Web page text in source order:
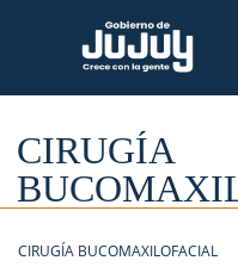
CIRUGÍA
CIRUGÍA BUCOMAXILOFACIAL